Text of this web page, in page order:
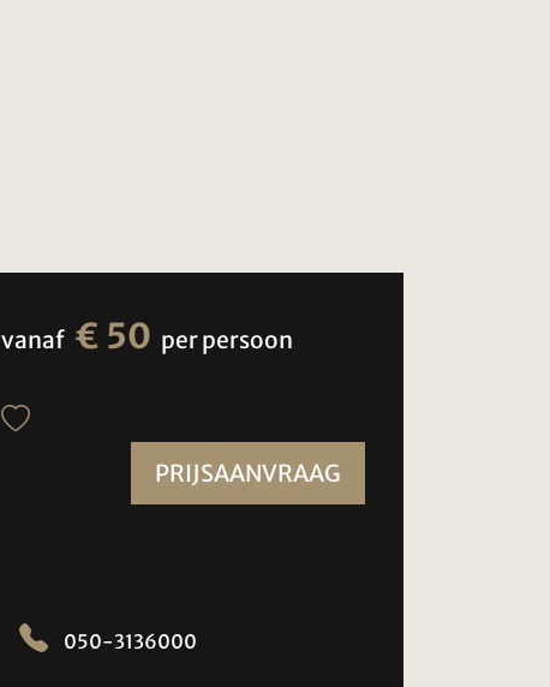
vanaf € 50 per persoon
PRIJSAANVRAAG
050-3136000